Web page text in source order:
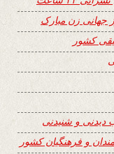
جهانی زن مبارک
کشور
دیدنی و شنیدنی
و فرهنگیان کشور